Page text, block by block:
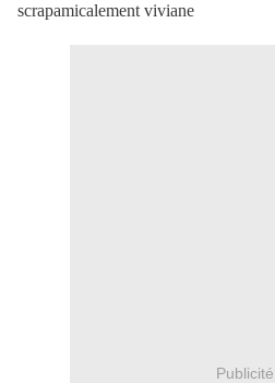
scrapamicalement viviane
Publicité